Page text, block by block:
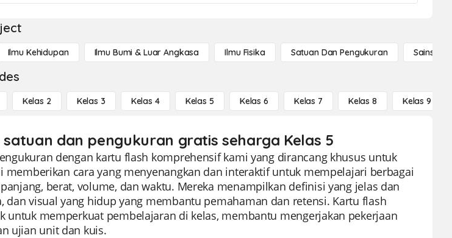
Ilmu Kehidupan Ilmu Bumi & Luar Angkasa Ilmu Fisika Satuan Dan Pengukuran Sains
Kelas 2 Kelas 3 Kelas 4 Kelas 5 Kelas 6 Kelas 7 Kelas 8 Kelas 9
dan pengukuran gratis seharga Kelas 5
dengan kartu flash komprehensif kami yang dirancang khusus untuk
memberikan cara yang menyenangkan dan interaktif untuk mempelajari berbagai
berat, volume, dan waktu. Mereka menampilkan definisi yang jelas dan
dan visual yang hidup yang membantu pemahaman dan retensi. Kartu flash
untuk memperkuat pembelajaran di kelas, membantu mengerjakan pekerjaan
ujian unit dan kuis.